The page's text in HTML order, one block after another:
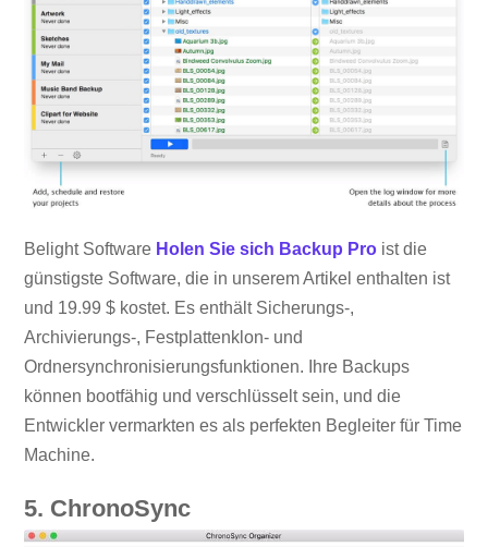
Belight Software Holen Sie sich Backup Pro ist die
günstigste Software, die in unserem Artikel enthalten ist
und 19.99 $ kostet. Es enthält Sicherungs-,
Archivierungs-, Festplattenklon- und
Ordnersynchronisierungsfunktionen. Ihre Backups
können bootfähig und verschlüsselt sein, und die
Entwickler vermarkten es als perfekten Begleiter für Time
Machine.
5. ChronoSync